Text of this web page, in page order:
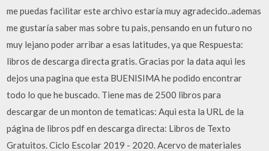
me puedas facilitar este archivo estaría muy agradecido..ademas
me gustaría saber mas sobre tu pais, pensando en un futuro no
muy lejano poder arribar a esas latitudes, ya que Respuesta:
libros de descarga directa gratis. Gracias por la data aqui les
dejos una pagina que esta BUENISIMA he podido encontrar
todo lo que he buscado. Tiene mas de 2500 libros para
descargar de un monton de tematicas: Aqui esta la URL de la
página de libros pdf en descarga directa: Libros de Texto
Gratuitos. Ciclo Escolar 2019 - 2020. Acervo de materiales